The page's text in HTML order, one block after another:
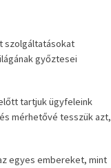
szolgáltatásokat
győztesei
tartjuk ügyfeleink
mérhetővé tesszük azt,
egyes embereket, mint